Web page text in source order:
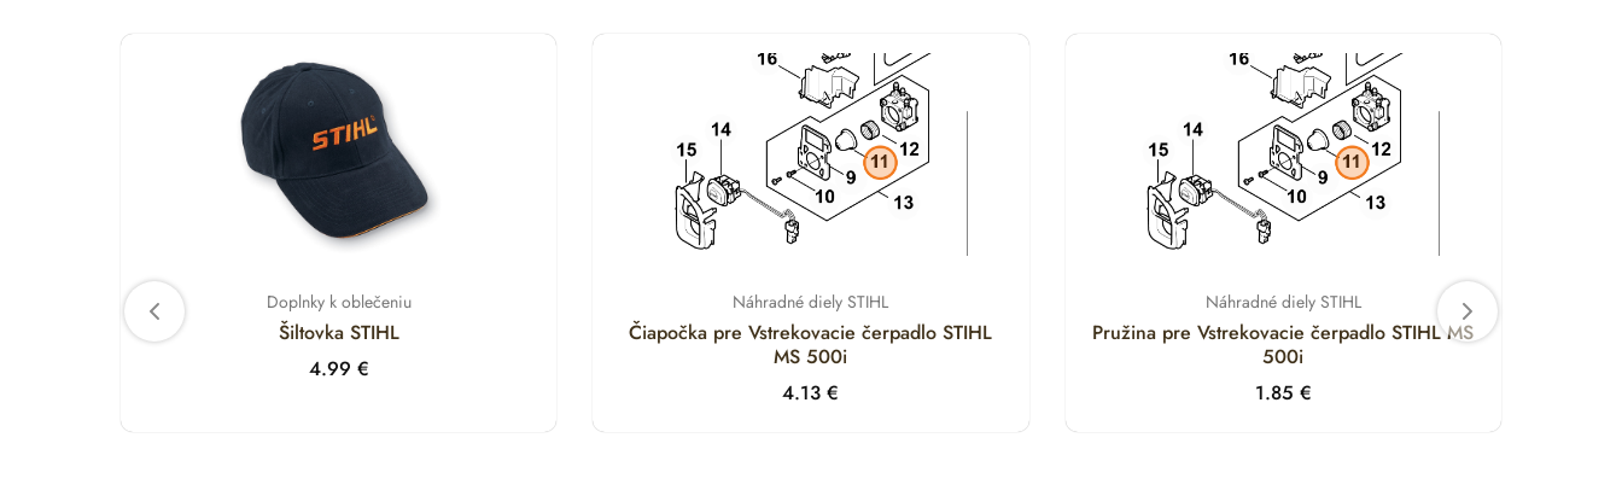
Doplnky k oblečeniu
Šiltovka STIHL
4.99 €
Náhradné diely STIHL
Čiapočka pre Vstrekovacie čerpadlo STIHL
MS 500i
4.13€
Náhradné diely STIHL
Pružina pre Vstrekovacie čerpadlo STIHL MS
500i
1.85 €